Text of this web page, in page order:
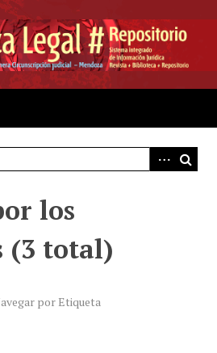
los
(3 total)
por Etiqueta